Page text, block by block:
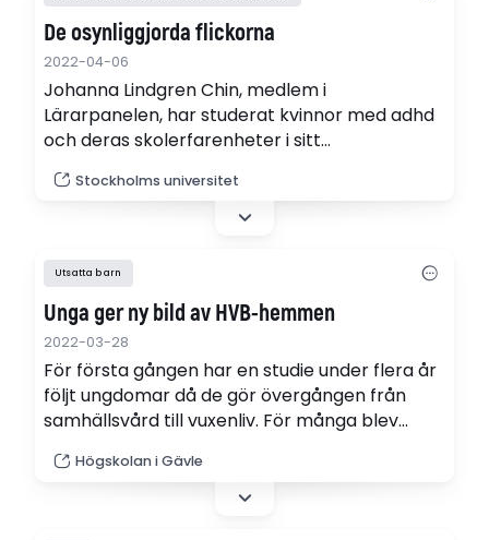
De osynliggjorda flickorna
2022-04-06
Johanna Lindgren Chin, medlem i
Lärarpanelen, har studerat kvinnor med adhd
och deras skolerfarenheter i sitt
(pdf).Stockholms universitet
Utsatta barn
Unga ger ny bild av HVB-hemmen
2022-03-28
För första gången har en studie under flera år
följt ungdomar då de gör övergången från
samhällsvård till vuxenliv. För många blev
Högskolan i Gävle